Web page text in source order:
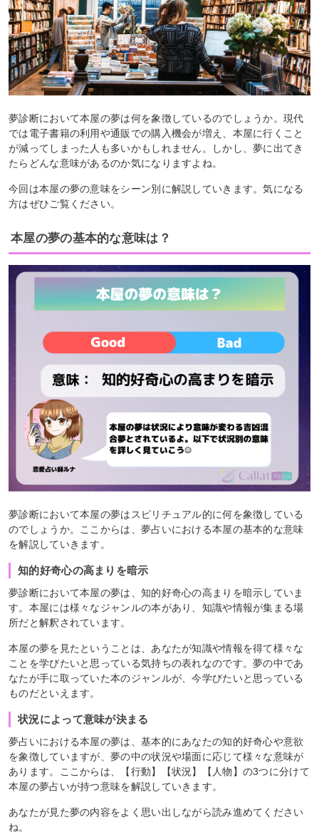
夢診断において本屋の夢は何を象徴しているのでしょうか。現代
では電子書籍の利用や通販での購入機会が増え、本屋に行くこと
が減ってしまった人も多いかもしれません。しかし、夢に出てき
たらどんな意味があるのか気になりますよね。
今回は本屋の夢の意味をシーン別に解説していきます。気になる
方はぜひご覧ください。
本屋の夢の基本的な意味は？
夢診断において本屋の夢はスピリチュアル的に何を象徴している
のでしょうか。ここからは、夢占いにおける本屋の基本的な意味
を解説していきます。
知的好奇心の高まりを暗示
夢診断において本屋の夢は、知的好奇心の高まりを暗示していま
す。本屋には様々なジャンルの本があり、知識や情報が集まる場
所だと解釈されています。
本屋の夢を見たということは、あなたが知識や情報を得て様々な
ことを学びたいと思っている気持ちの表れなのです。夢の中であ
なたが手に取っていた本のジャンルが、今学びたいと思っている
ものだといえます。
状況によって意味が決まる
夢占いにおける本屋の夢は、基本的にあなたの知的好奇心や意欲
を象徴していますが、夢の中の状況や場面に応じて様々な意味が
あります。ここからは、【行動】【状況】【人物】の3つに分けて
本屋の夢占いが持つ意味を解説していきます。
あなたが見た夢の内容をよく思い出しながら読み進めてください
ね。